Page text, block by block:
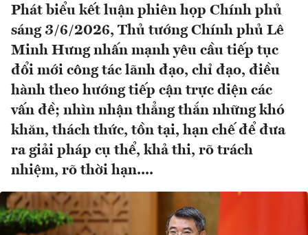
Phát biểu kết luận phiên họp Chính phủ
sáng 3/6/2026, Thủ tướng Chính phủ Lê
Minh Hưng nhấn mạnh yêu cầu tiếp tục
đổi mới công tác lãnh đạo, chỉ đạo, điều
hành theo hướng tiếp cận trực diện các
vấn đề; nhìn nhận thẳng thắn những khó
khăn, thách thức, tồn tại, hạn chế để đưa
ra giải pháp cụ thể, khả thi, rõ trách
nhiệm, rõ thời hạn....